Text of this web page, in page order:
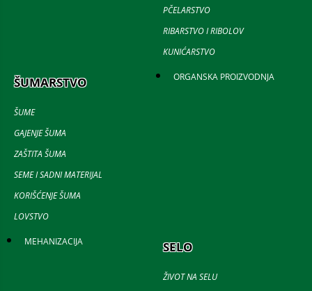
PČELARSTVO
RIBARSTVO I RIBOLOV
KUNIĆARSTVO
ŠUMARSTVO
ŠUME
GAJENJE ŠUMA
ZAŠTITA ŠUMA
SEME I SADNI MATERIJAL
KORIŠĆENJE ŠUMA
LOVSTVO
ORGANSKA PROIZVODNJA
MEHANIZACIJA SELO
ŽIVOT NA SELU